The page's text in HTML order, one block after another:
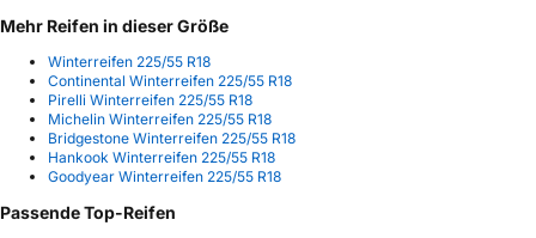
Mehr Reifen in dieser Größe
Winterreifen 225/55 R18
Continental Winterreifen 225/55 R18
Pirelli Winterreifen 225/55 R18
Michelin Winterreifen 225/55 R18
Bridgestone Winterreifen 225/55 R18
Hankook Winterreifen 225/55 R18
Goodyear Winterreifen 225/55 R18
Passende Top-Reifen